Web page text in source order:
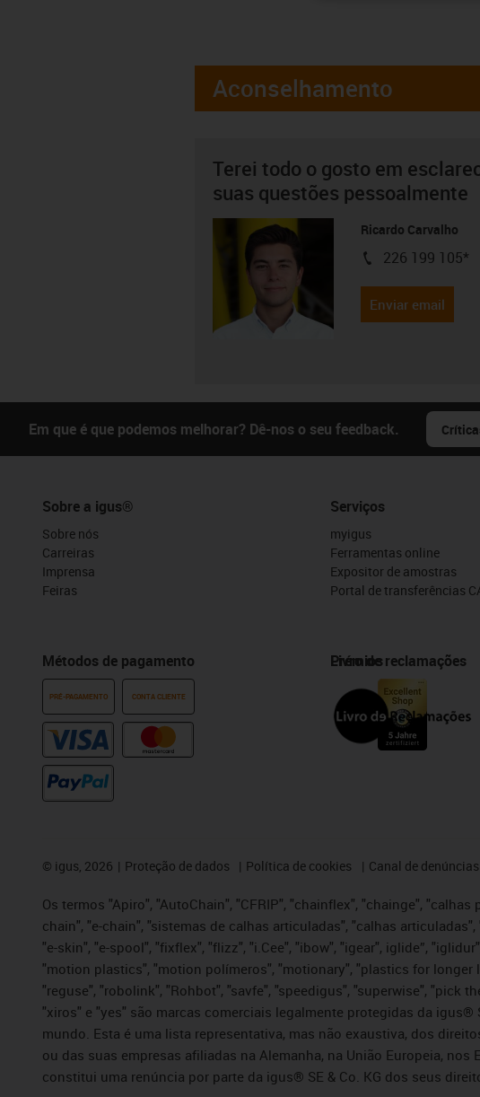
Aconselhamento
Terei todo o gosto em
suas questões pessoalmente
Ricardo Carvalho
igus-icon-phone
226 199 105*
Enviar email
Em que é que podemos melhorar? Dê-nos o seu feedback.
Sobre a igus®
Sobre nós
Carreiras
Imprensa
Feiras
Métodos de pagamento
PRÉ-PAGAMENTO CONTA CLIENTE
Serviços
myigus
Ferramentas online
Expositor de amostras
Portal de transferências
Prémios
Livro de reclamações
© igus, 2026 Proteção de dados Política de cookies Canal de denúncias
Os termos "Apiro", "AutoChain", "CFRIP", "chainflex", "chainge",
chain", "e-chain", "sistemas de calhas articuladas", "calhas
"e-skin", "e-spool", "fixflex", "flizz", "i.Cee", "ibow", "igear", iglide”,
"motion plastics", "motion polímeros", "motionary", "plastics for longer
"reguse", "robolink", "Rohbot", "savfe", "speedigus", "superwise", "pick
"xiros" e "yes" são marcas comerciais legalmente protegidas da
mundo. Esta é uma lista representativa, mas não exaustiva, dos
ou das suas empresas afiliadas na Alemanha, na União Europeia,
constitui uma renúncia por parte da igus® SE & Co. KG dos seus